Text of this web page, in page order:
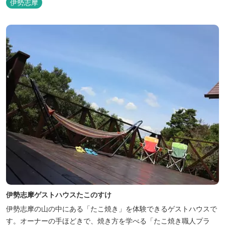
伊勢志摩
伊勢志摩ゲストハウスたこのすけ
伊勢志摩の山の中にある「たこ焼き」を体験できるゲストハウスで
す。オーナーの手ほどきで、焼き方を学べる「たこ焼き職人プラ